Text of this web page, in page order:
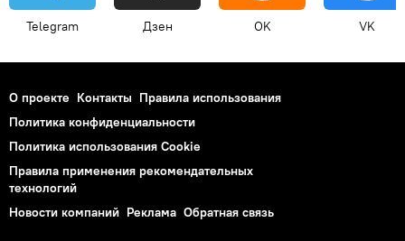
Telegram Дзен OK VK
О проекте Контакты Правила использования
Политика конфиденциальности
Политика использования Cookie
Правила применения рекомендательных
технологий
Новости компаний Реклама Обратная связь